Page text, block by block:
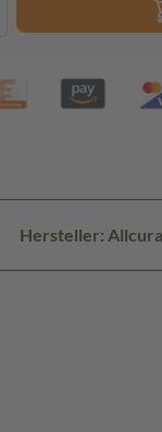
Hersteller: